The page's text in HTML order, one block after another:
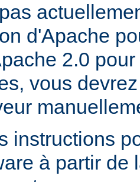
d'Apache
2.0
vous
instructions
à partir de